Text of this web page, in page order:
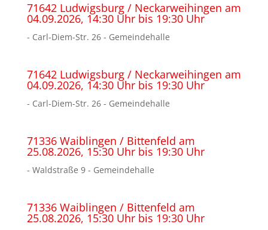
71642 Ludwigsburg / Neckarweihingen am
04.09.2026, 14:30 Uhr bis 19:30 Uhr
- Carl-Diem-Str. 26 - Gemeindehalle
71642 Ludwigsburg / Neckarweihingen am
04.09.2026, 14:30 Uhr bis 19:30 Uhr
- Carl-Diem-Str. 26 - Gemeindehalle
71336 Waiblingen / Bittenfeld am
25.08.2026, 15:30 Uhr bis 19:30 Uhr
- Waldstraße 9 - Gemeindehalle
71336 Waiblingen / Bittenfeld am
25.08.2026, 15:30 Uhr bis 19:30 Uhr